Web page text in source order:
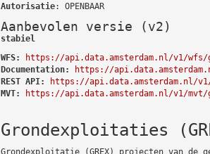
Autorisatie: OPENBAAR
Aanbevolen versie (v2)
stabiel
WFS:
https://api.data.amsterdam.nl/v1/wfs/
Documentation:
https://
REST API:
https://api.data.amsterdam.nl/
MVT:
https://api.data.amsterdam.nl/v1/mvt/
Grondexploitaties
Grondexploitatie (GREX) projecten van de